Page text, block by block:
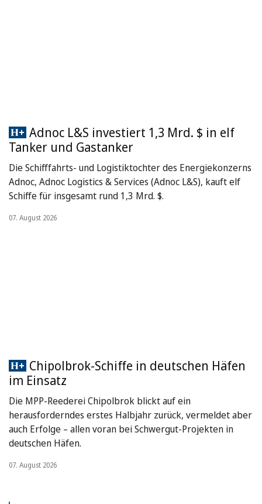
Adnoc L&S investiert 1,3 Mrd. $ in elf
Tanker und Gastanker
Die Schifffahrts- und Logistiktochter des Energiekonzerns
Adnoc, Adnoc Logistics & Services (Adnoc L&S), kauft elf
Schiffe für insgesamt rund 1,3 Mrd. $.
07. August 2026
Chipolbrok-Schiffe in deutschen Häfen
im Einsatz
Die MPP-Reederei Chipolbrok blickt auf ein
herausforderndes erstes Halbjahr zurück, vermeldet aber
auch Erfolge – allen voran bei Schwergut-Projekten in
deutschen Häfen.
07. August 2026